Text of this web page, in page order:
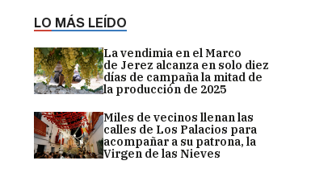
LO MÁS LEÍDO
La vendimia en el Marco
de Jerez alcanza en solo diez
días de campaña la mitad de
la producción de 2025
Miles de vecinos llenan las
calles de Los Palacios para
acompañar a su patrona, la
Virgen de las Nieves